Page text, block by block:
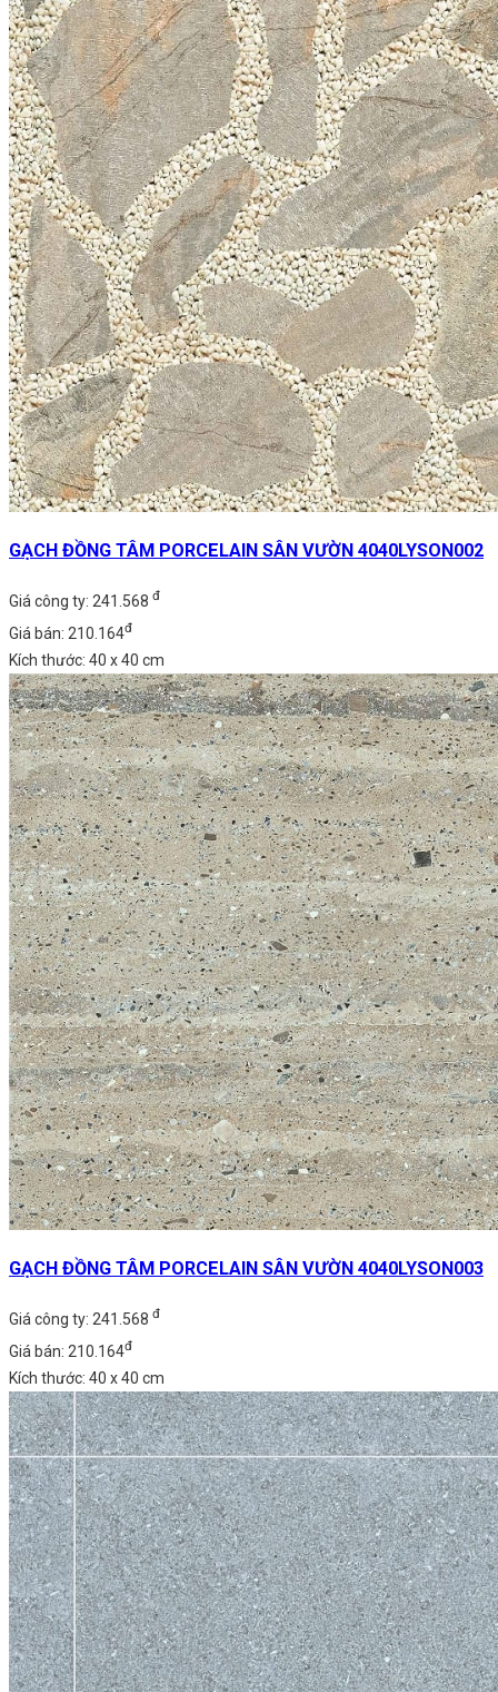
GẠCH ĐỒNG TÂM PORCELAIN SÂN VƯỜN 4040LYSON002
Giá công ty: 241.568 đ
Giá bán: 210.164đ
Kích thước: 40 x 40 cm
GẠCH ĐỒNG TÂM PORCELAIN SÂN VƯỜN 4040LYSON003
Giá công ty: 241.568 đ
Giá bán: 210.164đ
Kích thước: 40 x 40 cm